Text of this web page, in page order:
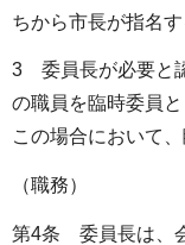
ちから市長が指名す
3 委員長が必要と
の職員を臨時委員
この場合において
（職務）
第4条 委員長は、